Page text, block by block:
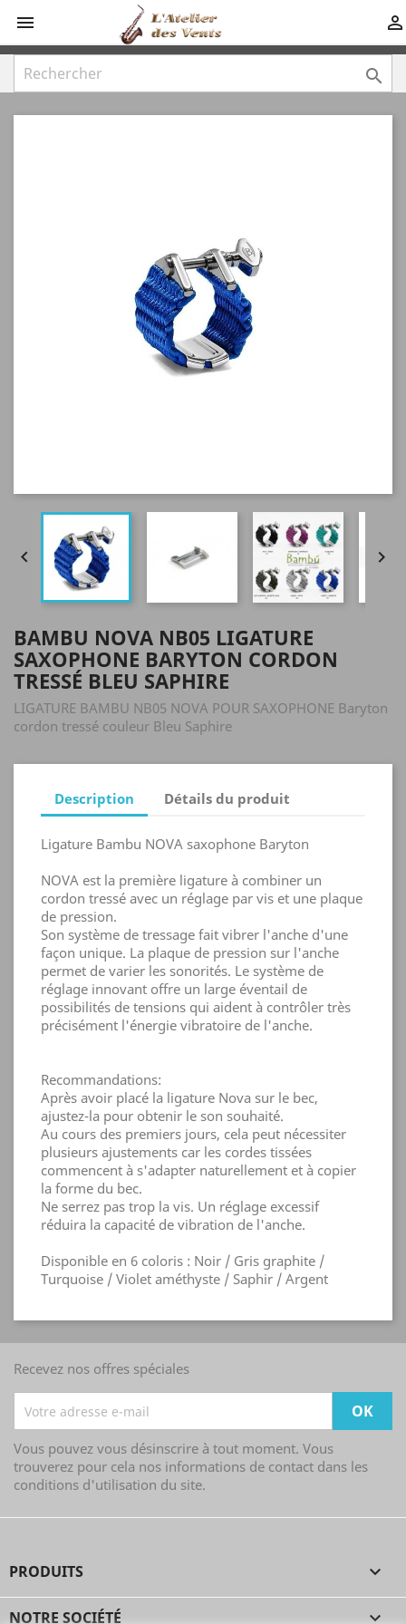
 

 
BAMBU NOVA NB05 LIGATURE
SAXOPHONE BARYTON CORDON
TRESSÉ BLEU SAPHIRE
LIGATURE BAMBU NB05 NOVA POUR SAXOPHONE Baryton
cordon tressé couleur Bleu Saphire
Description Détails du produit
Ligature Bambu NOVA saxophone Baryton
NOVA est la première ligature à combiner un
cordon tressé avec un réglage par vis et une plaque
de pression.
Son système de tressage fait vibrer l'anche d'une
façon unique. La plaque de pression sur l'anche
permet de varier les sonorités. Le système de
réglage innovant offre un large éventail de
possibilités de tensions qui aident à contrôler très
précisément l'énergie vibratoire de l'anche.
Recommandations:
Après avoir placé la ligature Nova sur le bec,
ajustez-la pour obtenir le son souhaité.
Au cours des premiers jours, cela peut nécessiter
plusieurs ajustements car les cordes tissées
commencent à s'adapter naturellement et à copier
la forme du bec.
Ne serrez pas trop la vis. Un réglage excessif
réduira la capacité de vibration de l'anche.
Disponible en 6 coloris : Noir / Gris graphite /
Turquoise / Violet améthyste / Saphir / Argent
Recevez nos offres spéciales
Vous pouvez vous désinscrire à tout moment. Vous
trouverez pour cela nos informations de contact dans les
conditions d'utilisation du site.
PRODUITS 
NOTRE SOCIÉTÉ 